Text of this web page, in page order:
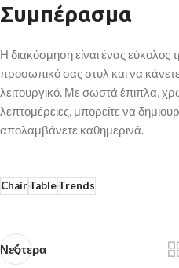
Συμπέρασμα
Η διακόσμηση είναι ένας εύκολος
προσωπικό σας στυλ και να
λειτουργικό. Με σωστά έπιπλα,
λεπτομέρειες, μπορείτε να
απολαμβάνετε καθημερινά.
ChairTableTrends
Νεότερα